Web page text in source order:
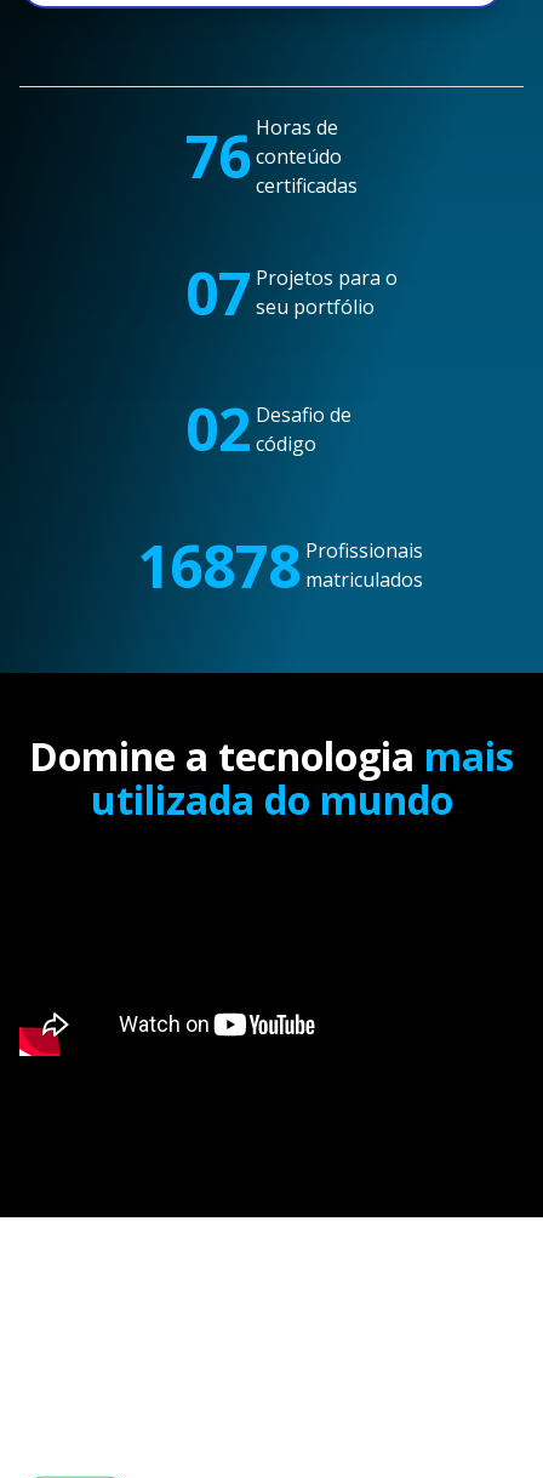
76 Horas de
conteúdo
certificadas
07 Projetos para o
seu portfólio
02 Desafio de
código
16878 Profissionais
matriculados
Domine a tecnologia mais
utilizada do mundo